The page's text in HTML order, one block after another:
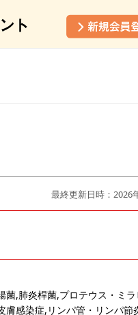
最終更新日時：2026
,肺炎桿菌,プロテウス・ミ
感染症,リンパ管・リンパ節